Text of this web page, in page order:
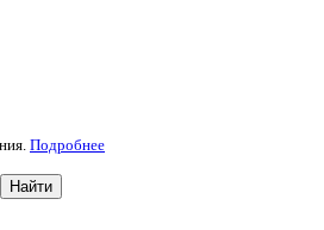
Подробнее
Найти